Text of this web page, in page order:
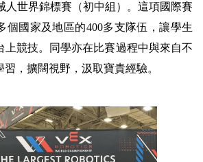
人世界錦標賽（初中組）。這項國際賽
個國家及地區的400多支隊伍，讓學生
上競技。同學亦在比賽過程中與來自不
，擴闊視野，汲取寶貴經驗。